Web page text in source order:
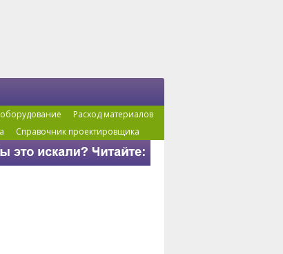
Расход материалов
Справочник проектировщика